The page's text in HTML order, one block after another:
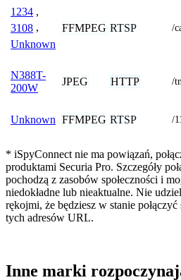
1234 ,
3108 ,
Unknown
FFMPEG RTSP /
N388T-
200W
JPEG HTTP /
Unknown FFMPEG RTSP /
* iSpyConnect nie ma powiązań,
produktami Securia Pro. Szczegóły
pochodzą z zasobów społeczności i
niedokładne lub nieaktualne. Nie
rękojmi, że będziesz w stanie
tych adresów URL.
Inne marki